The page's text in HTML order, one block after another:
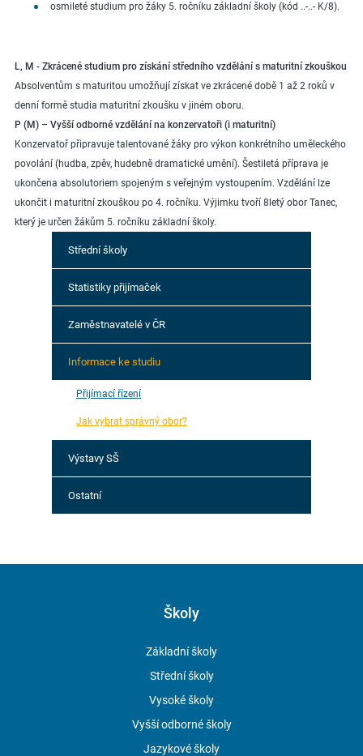
osmileté studium pro žáky 5. ročníku základní školy (kód ..-..- K/8).
L, M - Zkrácené studium pro získání středního vzdělání s maturitní zkouškou
Absolventům s maturitou umožňují získat ve zkrácené době 1 až 2 roků v
denní formě studia maturitní zkoušku v jiném oboru.
P (M) – Vyšší odborné vzdělání na konzervatoři (i maturitní)
Konzervatoř připravuje talentované žáky pro výkon konkrétního uměleckého
povolání (hudba, zpěv, hudebně dramatické umění). Šestiletá příprava je
ukončena absolutoriem spojeným s veřejným vystoupením. Vzdělání lze
ukončit i maturitní zkouškou po 4. ročníku. Výjimku tvoří 8letý obor Tanec,
který je určen žákům 5. ročníku základní školy.
Střední školy
Statistiky přijímaček
Zaměstnavatelé v ČR
Informace ke studiu
Přijímací řízení
Jak vybrat správný obor?
Výstavy SŠ
Ostatní
Školy
Základní školy
Střední školy
Vysoké školy
Vyšší odborné školy
Jazykové školy